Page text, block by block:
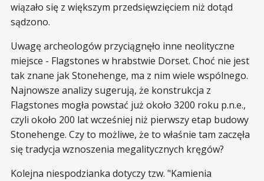
wiązało się z większym przedsięwzięciem niż dotąd
sądzono.
Uwagę archeologów przyciągnęło inne neolityczne
miejsce - Flagstones w hrabstwie Dorset. Choć nie jest
tak znane jak Stonehenge, ma z nim wiele wspólnego.
Najnowsze analizy sugerują, że konstrukcja z
Flagstones mogła powstać już około 3200 roku p.n.e.,
czyli około 200 lat wcześniej niż pierwszy etap budowy
Stonehenge. Czy to możliwe, że to właśnie tam zaczęła
się tradycja wznoszenia megalitycznych kręgów?
Kolejna niespodzianka dotyczy tzw. "Kamienia